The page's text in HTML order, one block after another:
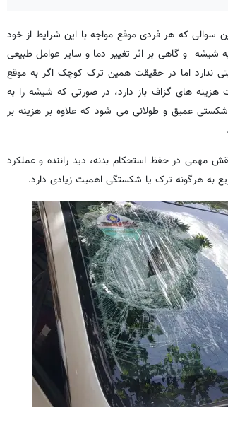
که هر فردی موقع مواجه با این شرایط از خود
و گاهی بر اثر تغییر دما و سایر عوامل طبیعی
ندارد اما در حقیقت همین ترک کوچک اگر به موقع
های گزاف باز دارد، در صورتی که شیشه را به
عمیق و طولانی می شود که علاوه بر هزینه بر
در حفظ استحکام بدنه، دید راننده و عملکرد
به هرگونه ترک یا شکستگی اهمیت زیادی دارد.